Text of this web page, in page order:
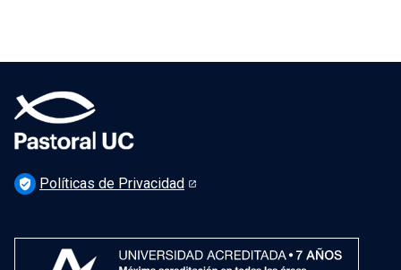
verified_user Políticas de Privacidad